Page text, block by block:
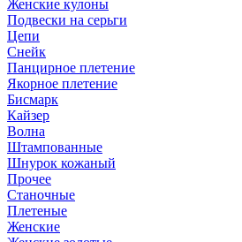
Женские кулоны
Подвески на серьги
Цепи
Снейк
Панцирное плетение
Якорное плетение
Бисмарк
Кайзер
Волна
Штампованные
Шнурок кожаный
Прочее
Станочные
Плетеные
Женские